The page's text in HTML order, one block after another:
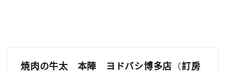
焼肉の牛太 本陣 ヨドバシ博多店 （訂房